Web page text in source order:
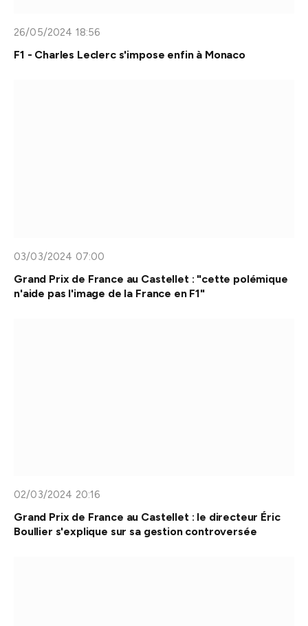
26/05/2024 18:56
F1 - Charles Leclerc s'impose enfin à Monaco
03/03/2024 07:00
Grand Prix de France au Castellet : "cette polémique
n'aide pas l'image de la France en F1"
02/03/2024 20:16
Grand Prix de France au Castellet : le directeur Éric
Boullier s'explique sur sa gestion controversée